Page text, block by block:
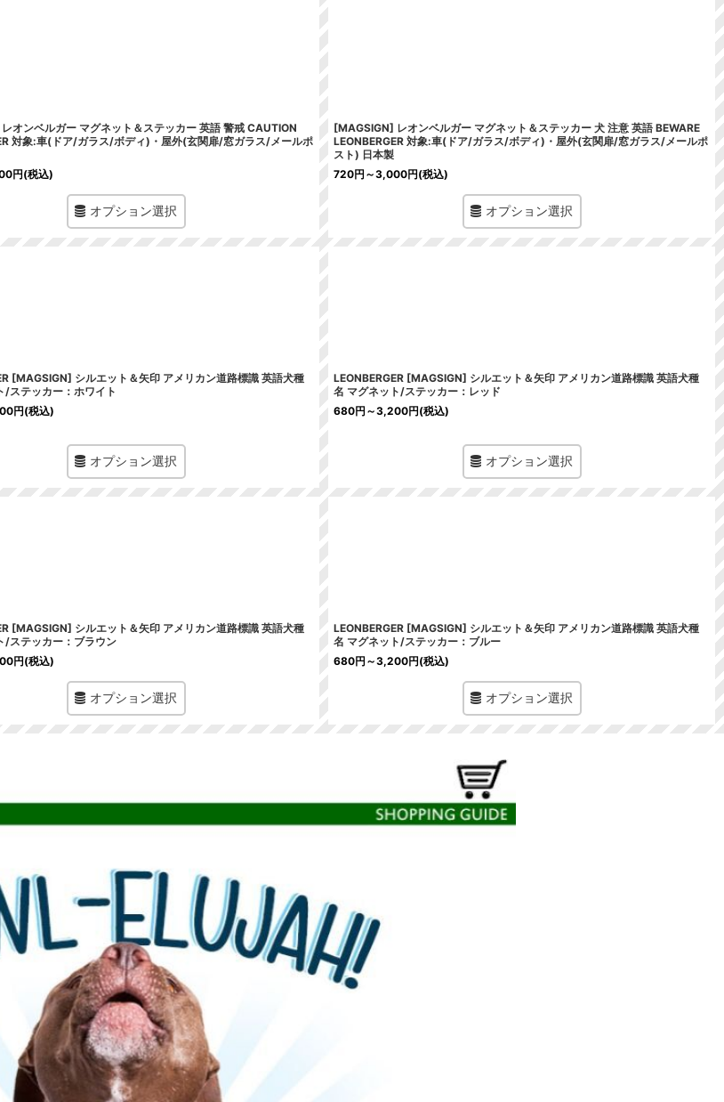
オンベルガー マグネット＆ステッカー 英語 警戒 CAUTION
対象:車(ドア/ガラス/ボディ)・屋外(玄関扉/窓ガラス/メールポ
円(税込)
オプション選択
[MAGSIGN] レオンベルガー マグネット＆ステッカー 犬 注意 英語 BEWARE
LEONBERGER 対象:車(ドア/ガラス/ボディ)・屋外(玄関扉/窓ガラス/メールポ
スト) 日本製
720円 ～3,000円(税込)
オプション選択
[MAGSIGN] シルエット＆矢印 アメリカン道路標識 英語犬種
/ステッカー：ホワイト
円(税込)
オプション選択
LEONBERGER [MAGSIGN] シルエット＆矢印 アメリカン道路標識 英語犬種
名 マグネット/ステッカー：レッド
680円 ～3,200円(税込)
オプション選択
[MAGSIGN] シルエット＆矢印 アメリカン道路標識 英語犬種
/ステッカー：ブラウン
円(税込)
オプション選択
LEONBERGER [MAGSIGN] シルエット＆矢印 アメリカン道路標識 英語犬種
名 マグネット/ステッカー：ブルー
680円 ～3,200円(税込)
オプション選択